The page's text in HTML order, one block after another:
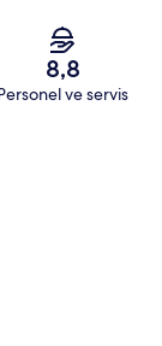
8,8
ve servis